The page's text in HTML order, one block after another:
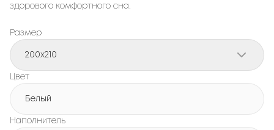
здорового комфортного сна.
Размер
200x210
Цвет
Белый
Наполнитель